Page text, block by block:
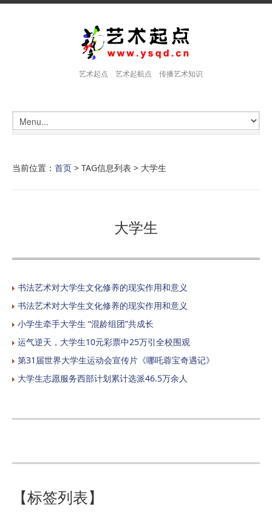
艺术起点 艺术起航点 传播艺术知识
当前位置： 首页 > TAG信息列表 > 大学生
大学生
书法艺术对大学生文化修养的现实作用和意义
书法艺术对大学生文化修养的现实作用和意义
小学生牵手大学生 “混龄组团”共成长
运气逆天，大学生10元彩票中25万引全校围观
第31届世界大学生运动会宣传片《哪吒蓉宝奇遇记》
大学生志愿服务西部计划累计选派46.5万余人
【标签列表】